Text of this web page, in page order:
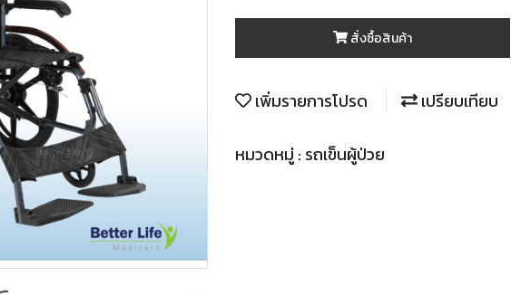
สั่งซื้อสินค้า
เพิ่มรายการโปรด เปรียบเทียบ
หมวดหมู่ : รถเข็นผู้ป่วย